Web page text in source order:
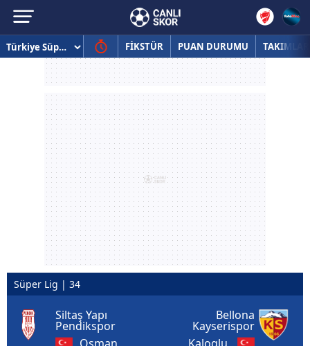
FİKSTÜR PUAN DURUMU TAKIMLAR
Süper Lig | 34
Siltaş Yapı
Pendikspor
Bellona
Kayserispor